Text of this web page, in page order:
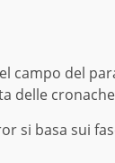
campo del
delle
si basa sui